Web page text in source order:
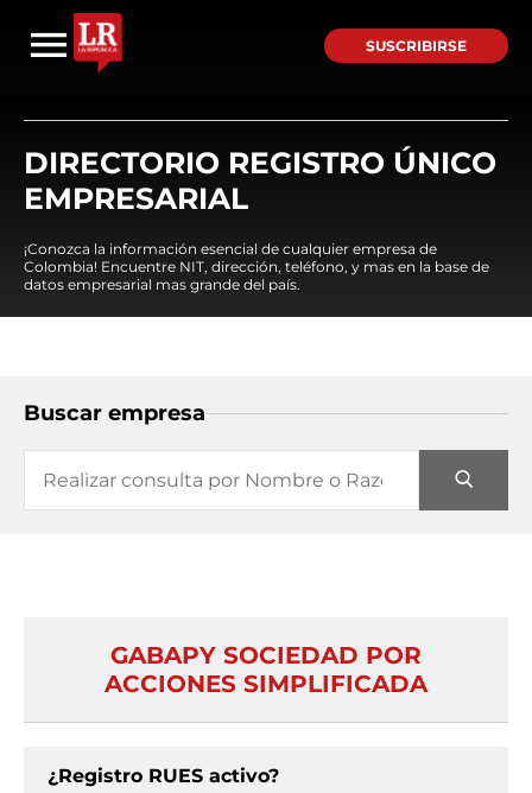
SUSCRIBIRSE
DIRECTORIO REGISTRO ÚNICO
EMPRESARIAL
¡Conozca la información esencial de cualquier empresa de
Colombia! Encuentre NIT, dirección, teléfono, y mas en la base de
datos empresarial mas grande del país.
Buscar empresa
GABAPY SOCIEDAD POR
ACCIONES SIMPLIFICADA
¿Registro RUES activo?